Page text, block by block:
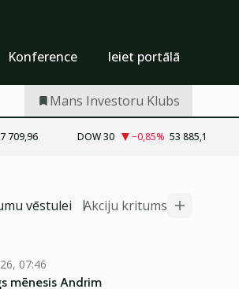
Konference Ieiet portālā
Mans Investoru Klubs
7 709,96 DOW 30 −0,85% 53 885,1
vēstulei Akciju kritums
07:46
mēnesis Andrim